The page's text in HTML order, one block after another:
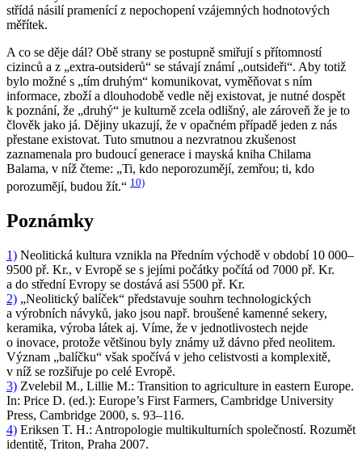
střídá násilí pramenící z nepochopení vzájemných hodnotových
měřítek.
A co se děje dál? Obě strany se postupně smiřují s přítomností
cizinců a z „extra-outsiderů“ se stávají známí „outsideři“. Aby totiž
bylo možné s „tím druhým“ komunikovat, vyměňovat s ním
informace, zboží a dlouhodobě vedle něj existovat, je nutné dospět
k poznání, že „druhý“ je kulturně zcela odlišný, ale zároveň že je to
člověk jako já. Dějiny ukazují, že v opačném případě jeden z nás
přestane existovat. Tuto smutnou a nezvratnou zkušenost
zaznamenala pro budoucí generace i mayská kniha Chilama
Balama, v níž čteme: „Ti, kdo neporozumějí, zemřou; ti, kdo
porozumějí, budou žít.“ 10)
Poznámky
1) Neolitická kultura vznikla na Předním východě v období 10 000–
9500 př. Kr., v Evropě se s jejími počátky počítá od 7000 př. Kr.
a do střední Evropy se dostává asi 5500 př. Kr.
2) „Neolitický balíček“ představuje souhrn technologických
a výrobních návyků, jako jsou např. broušené kamenné sekery,
keramika, výroba látek aj. Víme, že v jednotlivostech nejde
o inovace, protože většinou byly známy už dávno před neolitem.
Význam „balíčku“ však spočívá v jeho celistvosti a komplexitě,
v níž se rozšiřuje po celé Evropě.
3) Zvelebil M., Lillie M.: Transition to agriculture in eastern Europe.
In: Price D. (ed.): Europe’s First Farmers, Cambridge University
Press, Cambridge 2000, s. 93–116.
4) Eriksen T. H.: Antropologie multikulturních společností. Rozumět
identitě, Triton, Praha 2007.